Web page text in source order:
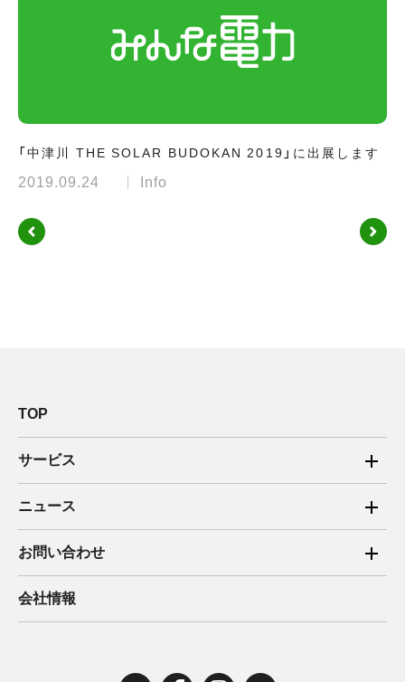
「中津川 THE SOLAR BUDOKAN 2019」に出展します
2019.09.24 Info
TOP
サービス
ご家庭向け電力サービス
法人向け脱炭素サービス
住宅用太陽光売電 卒FIT
ニュース
2025年
2024年
お問い合わせ
ご家庭向け電力サービス・卒FIT電気の売電
法人向け脱炭素サービス・新電力向けサービス
会社情報